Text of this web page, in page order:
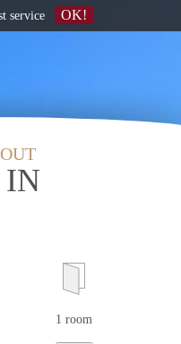
IN
1 room
service OK!